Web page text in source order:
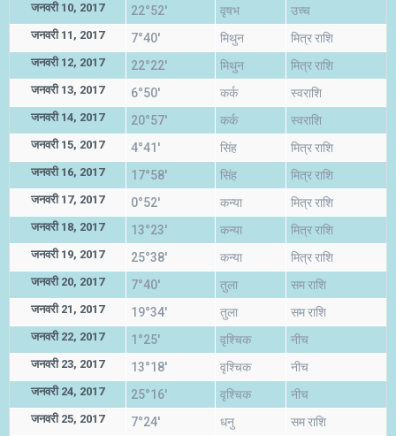
जनवरी 10, 2017 22°52' वृषभ उच्च
जनवरी 11, 2017 7°40' मिथुन मित्र राशि
जनवरी 12, 2017 22°22' मिथुन मित्र राशि
जनवरी 13, 2017 6°50' कर्क स्वराशि
जनवरी 14, 2017 20°57' कर्क स्वराशि
जनवरी 15, 2017 4°41' सिंह मित्र राशि
जनवरी 16, 2017 17°58' सिंह मित्र राशि
जनवरी 17, 2017 0°52' कन्या मित्र राशि
जनवरी 18, 2017 13°23' कन्या मित्र राशि
जनवरी 19, 2017 25°38' कन्या मित्र राशि
जनवरी 20, 2017 7°40' तुला सम राशि
जनवरी 21, 2017 19°34' तुला सम राशि
जनवरी 22, 2017 1°25' वृश्चिक नीच
जनवरी 23, 2017 13°18' वृश्चिक नीच
जनवरी 24, 2017 25°16' वृश्चिक नीच
जनवरी 25, 2017 7°24' धनु सम राशि